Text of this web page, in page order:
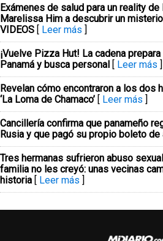
Exámenes de salud para un reality
Marelissa Him a descubrir un
VIDEOS [ Leer más ]
¡Vuelve Pizza Hut! La cadena
Panamá y busca personal [ Leer más ]
Revelan cómo encontraron a los dos
‘La Loma de Chamaco’ [ Leer más ]
Cancillería confirma que panameño
Rusia y que pagó su propio boleto de
Tres hermanas sufrieron abuso
familia no les creyó: unas vecinas
historia [ Leer más ]